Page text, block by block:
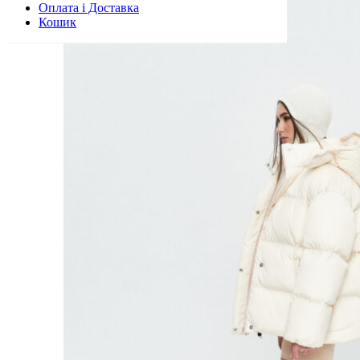
Оплата і Доставка
Кошик
5,500 ₴.3,300 ₴.